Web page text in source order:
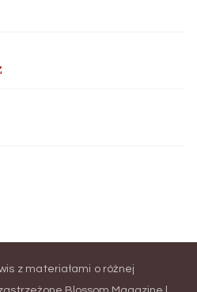
z materiałami o różnej